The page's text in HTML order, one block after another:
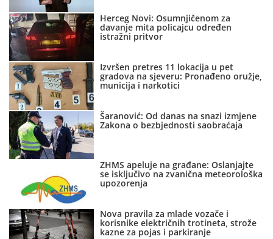
Herceg Novi: Osumnjičenom za
davanje mita policajcu određen
istražni pritvor
Izvršen pretres 11 lokacija u pet
gradova na sjeveru: Pronađeno oružje,
municija i narkotici
Šaranović: Od danas na snazi izmjene
Zakona o bezbjednosti saobraćaja
ZHMS apeluje na građane: Oslanjajte
se isključivo na zvanična meteorološka
upozorenja
Nova pravila za mlade vozače i
korisnike električnih trotineta, strože
kazne za pojas i parkiranje